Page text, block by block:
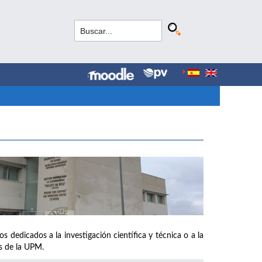
dedicados a la investigación científica y técnica o a la
de la UPM.